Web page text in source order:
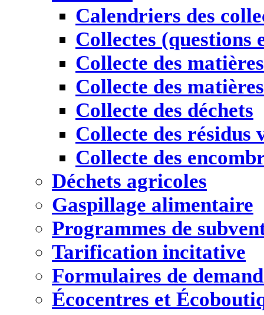
Calendriers des
Collectes (questions
Collecte des
Collecte des
Collecte des déchets
Collecte des résidus
Collecte des
Déchets agricoles
Gaspillage alimentaire
Programmes de
Tarification incitative
Formulaires de
Écocentres et